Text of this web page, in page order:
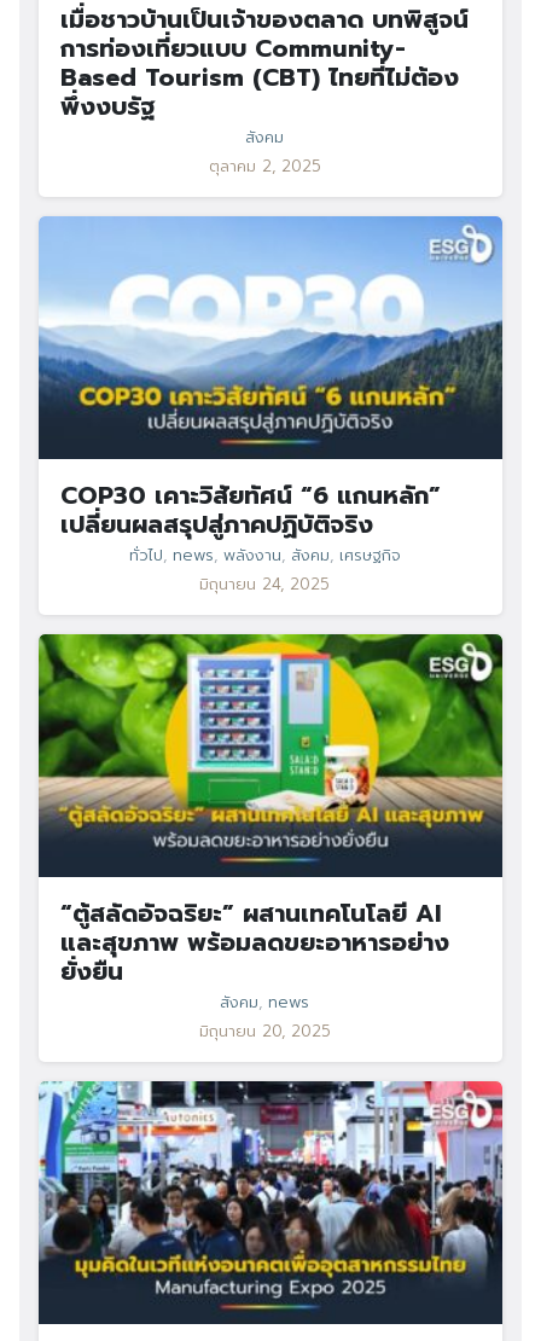
เมื่อชาวบ้านเป็นเจ้าของตลาด บทพิสูจน์
การท่องเที่ยวแบบ Community-
Based Tourism (CBT) ไทยที่ไม่ต้อง
พึ่งงบรัฐ
สังคม
ตุลาคม 2, 2025
COP30 เคาะวิสัยทัศน์ “6 แกนหลัก”
เปลี่ยนผลสรุปสู่ภาคปฏิบัติจริง
ทั่วไป, news, พลังงาน, สังคม, เศรษฐกิจ
มิถุนายน 24, 2025
“ตู้สลัดอัจฉริยะ” ผสานเทคโนโลยี AI
และสุขภาพ พร้อมลดขยะอาหารอย่าง
ยั่งยืน
สังคม, news
มิถุนายน 20, 2025